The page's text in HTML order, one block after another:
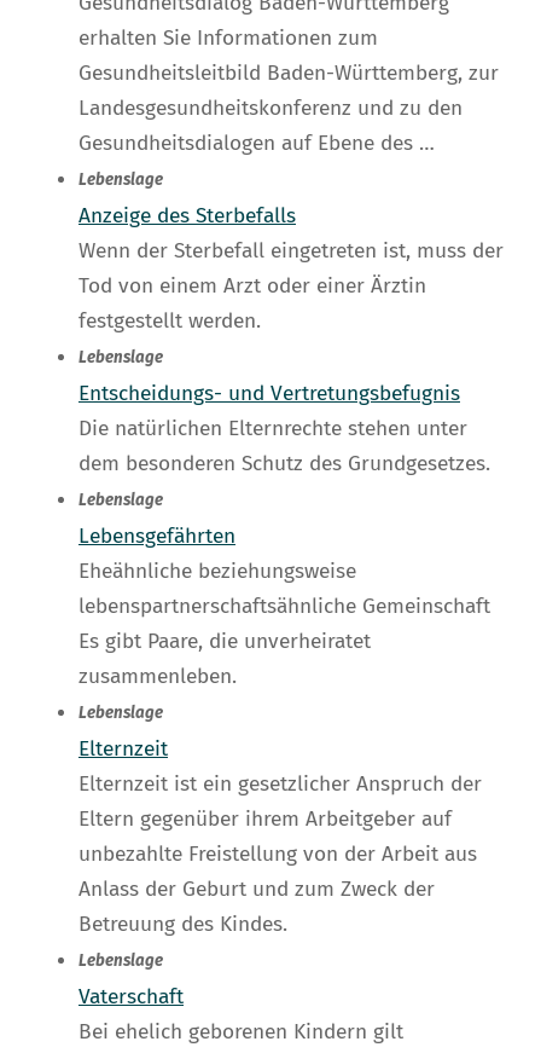
erhalten Sie Informationen zum
Gesundheitsleitbild Baden-Württemberg, zur
Landesgesundheitskonferenz und zu den
Gesundheitsdialogen auf Ebene des …
Lebenslage
Anzeige des Sterbefalls
Wenn der Sterbefall eingetreten ist, muss der
Tod von einem Arzt oder einer Ärztin
festgestellt werden.
Lebenslage
Entscheidungs- und Vertretungsbefugnis
Die natürlichen Elternrechte stehen unter
dem besonderen Schutz des Grundgesetzes.
Lebenslage
Lebensgefährten
Eheähnliche beziehungsweise
lebenspartnerschaftsähnliche Gemeinschaft
Es gibt Paare, die unverheiratet
zusammenleben.
Lebenslage
Elternzeit
Elternzeit ist ein gesetzlicher Anspruch der
Eltern gegenüber ihrem Arbeitgeber auf
unbezahlte Freistellung von der Arbeit aus
Anlass der Geburt und zum Zweck der
Betreuung des Kindes.
Lebenslage
Vaterschaft
Bei ehelich geborenen Kindern gilt